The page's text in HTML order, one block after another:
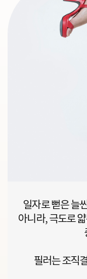
일자로 뻗은 늘
아니라, 극도로
필러는 조직